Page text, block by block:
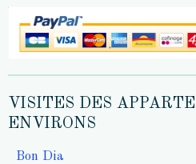
VISITES DES
ENVIRONS
Bon Dia